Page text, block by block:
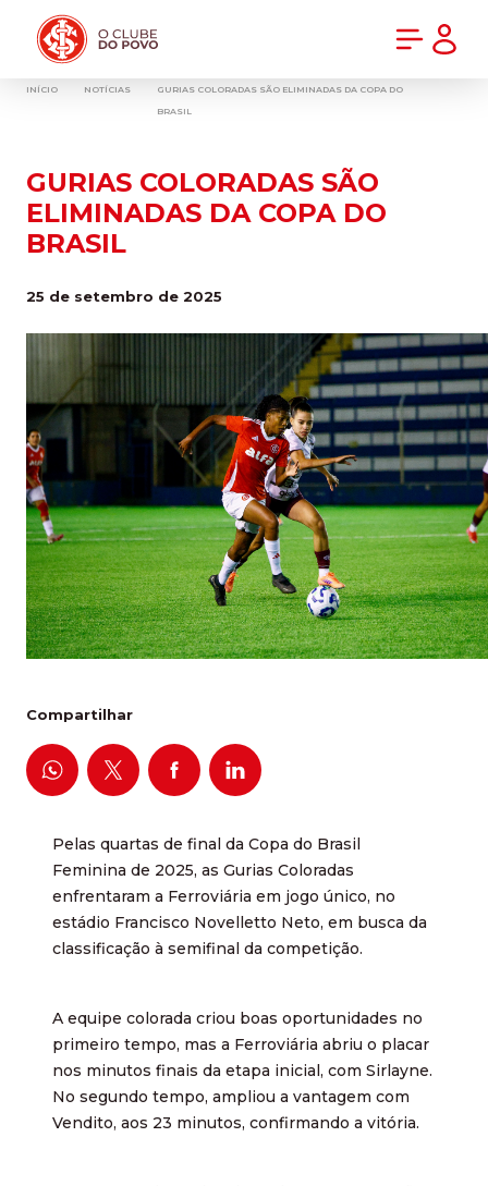
INÍCIO NOTÍCIAS
GURIAS COLORADAS SÃO ELIMINADAS DA COPA DO
BRASIL
GURIAS COLORADAS SÃO
ELIMINADAS DA COPA DO
BRASIL
25 de setembro de 2025
Compartilhar
Pelas quartas de final da Copa do Brasil
Feminina de 2025, as Gurias Coloradas
enfrentaram a Ferroviária em jogo único, no
estádio Francisco Novelletto Neto, em busca da
classificação à semifinal da competição.
A equipe colorada criou boas oportunidades no
primeiro tempo, mas a Ferroviária abriu o placar
nos minutos finais da etapa inicial, com Sirlayne.
No segundo tempo, ampliou a vantagem com
Vendito, aos 23 minutos, confirmando a vitória.